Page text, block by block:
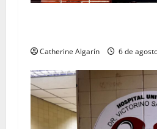
Catherine Algarín 6 de